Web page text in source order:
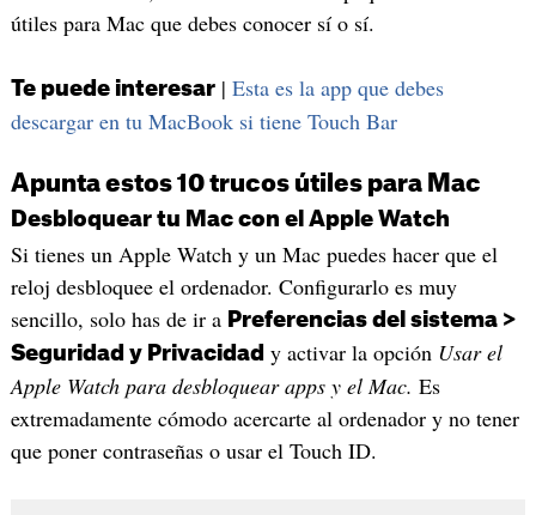
útiles para Mac que debes conocer sí o sí.
Te puede interesar| Esta es la app que debes
descargar en tu MacBook si tiene Touch Bar
Apunta estos 10 trucos útiles para Mac
Desbloquear tu Mac con el Apple Watch
Si tienes un Apple Watch y un Mac puedes hacer que el
reloj desbloquee el ordenador. Configurarlo es muy
sencillo, solo has de ir a Preferencias del sistema >
Seguridad y Privacidad y activar la opción Usar el
Apple Watch para desbloquear apps y el Mac. Es
extremadamente cómodo acercarte al ordenador y no tener
que poner contraseñas o usar el Touch ID.